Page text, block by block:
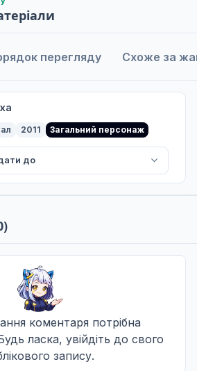
друзів
перегляду Схоже за
2011 Загальний персонаж
до
коментаря потрібна
ласка, увійдіть до свого
запису.